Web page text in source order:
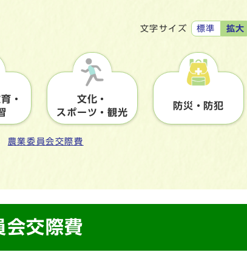
文字サイズ 標準 拡大
・
文化・
スポーツ・観光
防災・防犯
農業委員会交際費
交際費